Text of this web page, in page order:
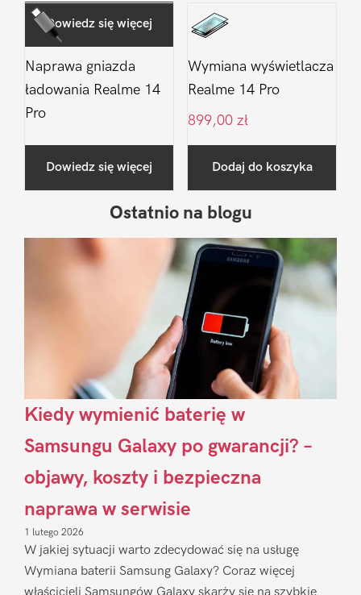
Dowiedz się więcej
Naprawa gniazda
ładowania Realme 14
Pro
Dowiedz się więcej
Wymiana wyświetlacza
Realme 14 Pro
899,00 zł
Dodaj do koszyka
Sidebar
Ostatnio na blogu
Kiedy wymienić baterię w
Samsungu Galaxy po gwarancji? –
objawy, koszty i bezpieczna
naprawa w serwisie
1 lutego 2026
W jakiej sytuacji warto zdecydować się na usługę
Wymiana baterii Samsung Galaxy? Coraz więcej